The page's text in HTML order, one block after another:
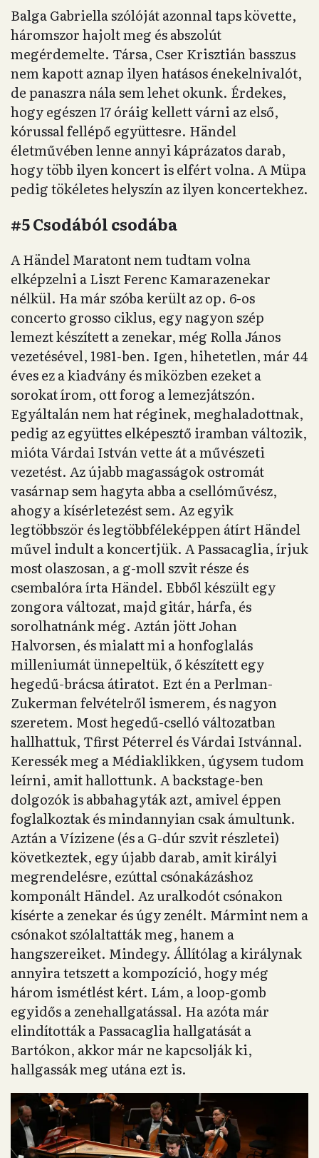
Balga Gabriella szólóját azonnal taps követte,
háromszor hajolt meg és abszolút
megérdemelte. Társa, Cser Krisztián basszus
nem kapott aznap ilyen hatásos énekelnivalót,
de panaszra nála sem lehet okunk. Érdekes,
hogy egészen 17 óráig kellett várni az első,
kórussal fellépő együttesre. Händel
életművében lenne annyi káprázatos darab,
hogy több ilyen koncert is elfért volna. A Müpa
pedig tökéletes helyszín az ilyen koncertekhez.
#5 Csodából csodába
A Händel Maratont nem tudtam volna
elképzelni a Liszt Ferenc Kamarazenekar
nélkül. Ha már szóba került az op. 6-os
concerto grosso ciklus, egy nagyon szép
lemezt készített a zenekar, még Rolla János
vezetésével, 1981-ben. Igen, hihetetlen, már 44
éves ez a kiadvány és miközben ezeket a
sorokat írom, ott forog a lemezjátszón.
Egyáltalán nem hat réginek, meghaladottnak,
pedig az együttes elképesztő iramban változik,
mióta Várdai István vette át a művészeti
vezetést. Az újabb magasságok ostromát
vasárnap sem hagyta abba a csellóművész,
ahogy a kísérletezést sem. Az egyik
legtöbbször és legtöbbféleképpen átírt Händel
művel indult a koncertjük. A Passacaglia, írjuk
most olaszosan, a g-moll szvit része és
csembalóra írta Händel. Ebből készült egy
zongora változat, majd gitár, hárfa, és
sorolhatnánk még. Aztán jött Johan
Halvorsen, és mialatt mi a honfoglalás
milleniumát ünnepeltük, ő készített egy
hegedű-brácsa átiratot. Ezt én a Perlman-
Zukerman felvételről ismerem, és nagyon
szeretem. Most hegedű-cselló változatban
hallhattuk, Tfirst Péterrel és Várdai Istvánnal.
Keressék meg a Médiaklikken, úgysem tudom
leírni, amit hallottunk. A backstage-ben
dolgozók is abbahagyták azt, amivel éppen
foglalkoztak és mindannyian csak ámultunk.
Aztán a Vízizene (és a G-dúr szvit részletei)
következtek, egy újabb darab, amit királyi
megrendelésre, ezúttal csónakázáshoz
komponált Händel. Az uralkodót csónakon
kísérte a zenekar és úgy zenélt. Mármint nem a
csónakot szólaltatták meg, hanem a
hangszereiket. Mindegy. Állítólag a királynak
annyira tetszett a kompozíció, hogy még
három ismétlést kért. Lám, a loop-gomb
egyidős a zenehallgatással. Ha azóta már
elindították a Passacaglia hallgatását a
Bartókon, akkor már ne kapcsolják ki,
hallgassák meg utána ezt is.